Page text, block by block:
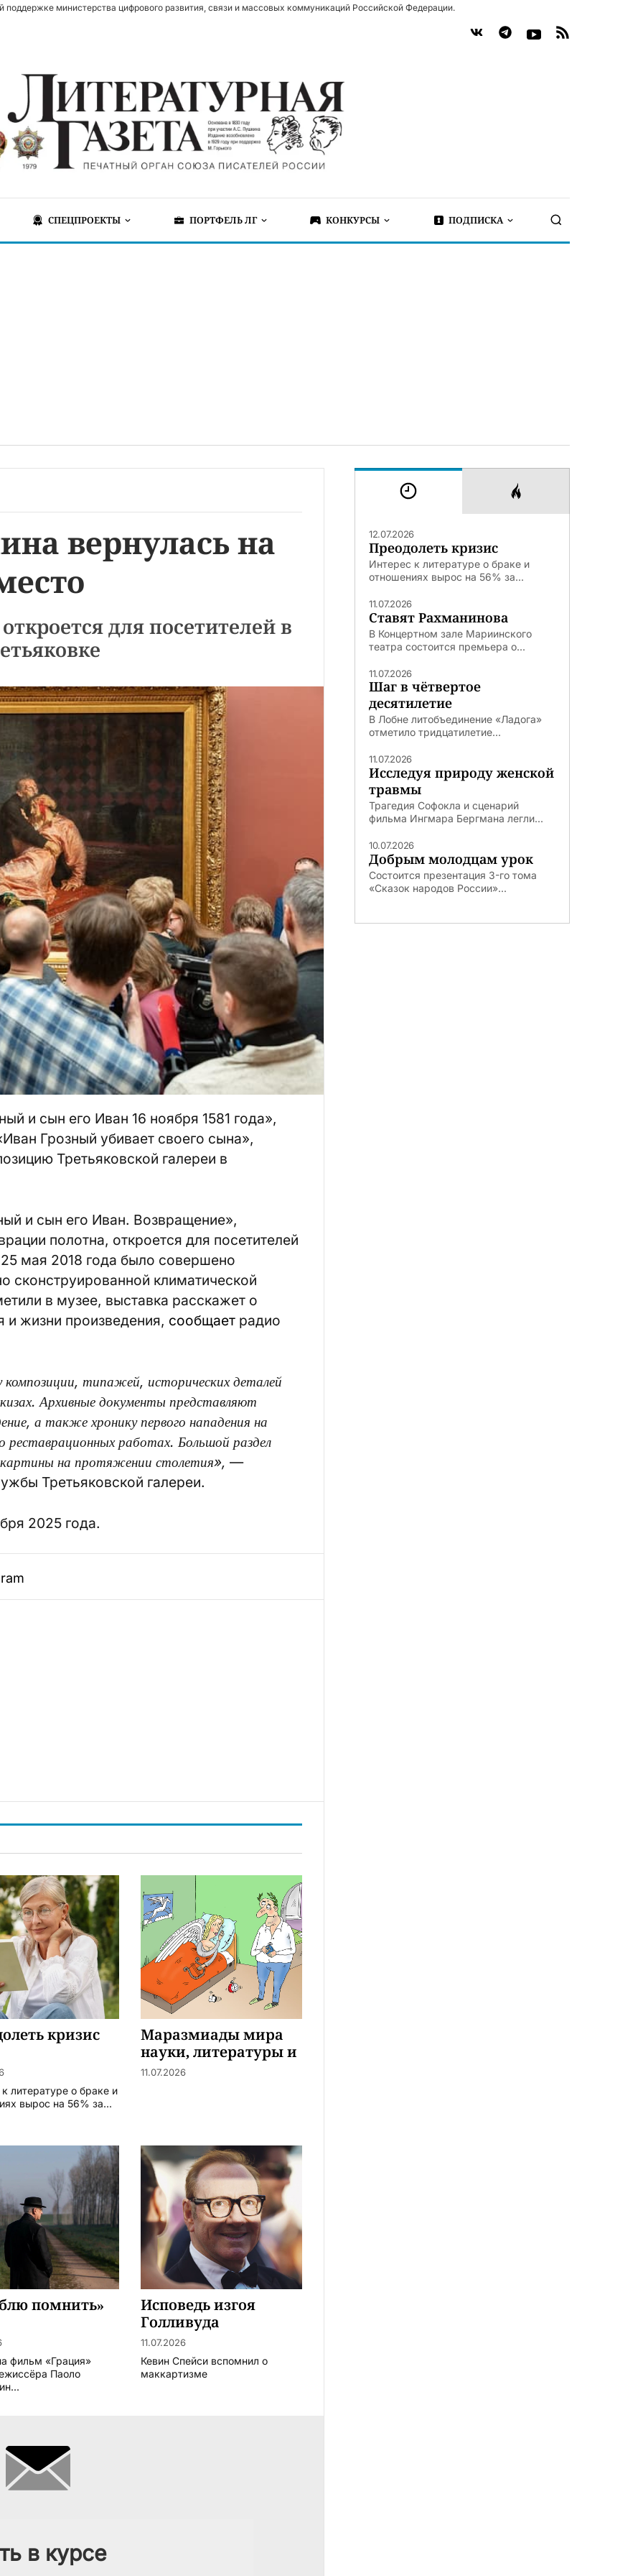
поддержке министерства цифрового развития, связи и массовых коммуникаций Российской Федерации.
СПЕЦПРОЕКТЫ ПОРТФЕЛЬ ЛГ КОНКУРСЫ ПОДПИСКА
вернулась на
для посетителей в
и сын его Иван 16 ноября 1581 года»,
Грозный убивает своего сына»,
Третьяковской галереи в
и сын его Иван. Возвращение»,
полотна, откроется для посетителей
мая 2018 года было совершено
сконструированной климатической
в музее, выставка расскажет о
и жизни произведения, сообщает радио
типажей, исторических деталей
Архивные документы представляют
а также хронику первого нападения на
реставрационных работах. Большой раздел
на протяжении столетия», —
Третьяковской галереи.
2025 года.
кризис
литературе о браке и
вырос на 56% за...
Маразмиады мира
науки, литературы и
искусства
11.07.2026
помнить»
фильм «Грация»
Паоло
Исповедь изгоя
Голливуда
11.07.2026
Кевин Спейси вспомнил о
маккартизме
в курсе
12.07.2026
Преодолеть кризис
Интерес к литературе о браке и
отношениях вырос на 56% за...
11.07.2026
Ставят Рахманинова
В Концертном зале Мариинского
театра состоится премьера о...
11.07.2026
Шаг в чётвертое
десятилетие
В Лобне литобъединение «Ладога»
отметило тридцатилетие...
11.07.2026
Исследуя природу женской
травмы
Трагедия Софокла и сценарий
фильма Ингмара Бергмана легли...
10.07.2026
Добрым молодцам урок
Состоится презентация 3-го тома
«Сказок народов России»...